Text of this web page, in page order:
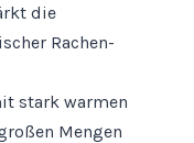
die
Rachen-
stark warmen
Mengen